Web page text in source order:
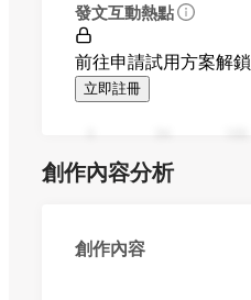
發文互動熱點
前往申請試用方案解鎖
立即註冊
創作內容分析
創作內容